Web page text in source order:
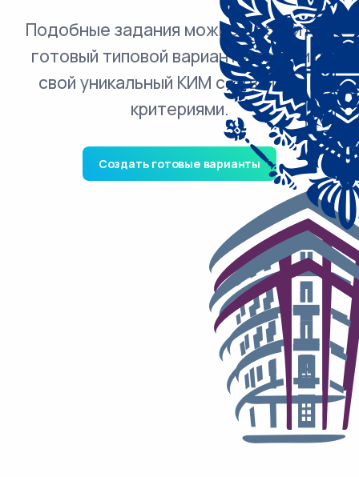
Подобные задания можно добавить в
готовый типовой вариант и получить
свой уникальный КИМ с ответами и
критериями.
Создать готовые варианты